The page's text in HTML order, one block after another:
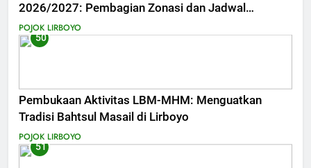
2026/2027: Pembagian Zonasi dan Jadwal
Lengkap
POJOK LIRBOYO
50
Pembukaan Aktivitas LBM-MHM: Menguatkan
Tradisi Bahtsul Masail di Lirboyo
POJOK LIRBOYO
51